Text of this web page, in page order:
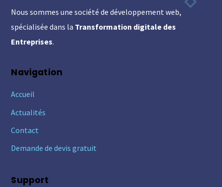
Top
Nous sommes une société de développement web,
spécialisée dans la Transformation digitale des
Entreprises.
Navigation
Accueil
Actualités
Contact
Demande de devis gratuit
Support